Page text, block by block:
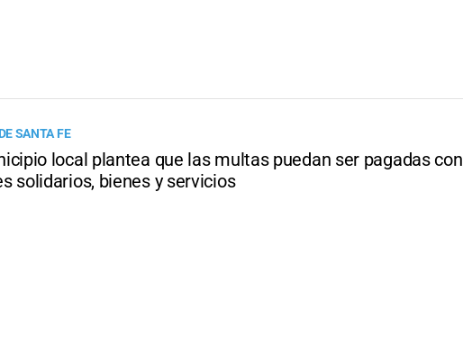
SANTA FE
local plantea que las multas puedan ser pagadas con
solidarios, bienes y servicios